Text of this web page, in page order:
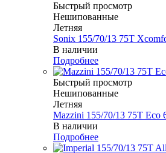
Быстрый просмотр
Нешипованные
Летняя
Sonix 155/70/13 75T
В наличии
Подробнее
Быстрый просмотр
Нешипованные
Летняя
Mazzini 155/70/13 75T Eco
В наличии
Подробнее